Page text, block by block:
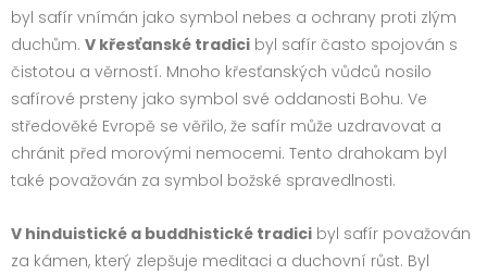
byl safír vnímán jako symbol nebes a ochrany proti zlým
duchům. V křesťanské tradici byl safír často spojován s
čistotou a věrností. Mnoho křesťanských vůdců nosilo
safírové prsteny jako symbol své oddanosti Bohu. Ve
středověké Evropě se věřilo, že safír může uzdravovat a
chránit před morovými nemocemi. Tento drahokam byl
také považován za symbol božské spravedlnosti.
V hinduistické a buddhistické tradici byl safír považován
za kámen, který zlepšuje meditaci a duchovní růst. Byl